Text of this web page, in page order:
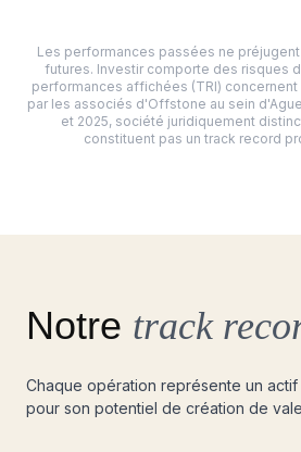
Les performances passées ne
futures. Investir comporte des risques
performances affichées (TRI)
par les associés d'Offstone au sein
et 2025, société juridiquement
constituent pas un track record
Notre track
Chaque opération représente un
pour son potentiel de création de